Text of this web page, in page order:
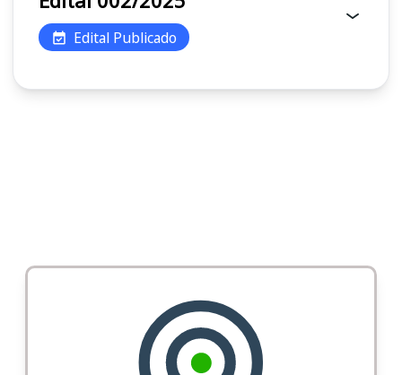
Edital Publicado